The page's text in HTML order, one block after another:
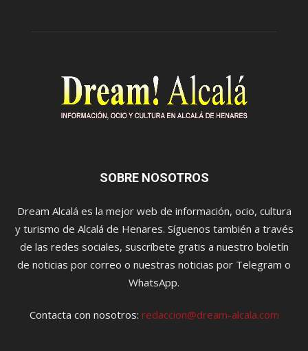
SOBRE NOSOTROS
Dream Alcalá es la mejor web de información, ocio, cultura
y turismo de Alcalá de Henares. Síguenos también a través
de las redes sociales, suscríbete gratis a nuestro boletín
de noticias por correo o nuestras noticias por Telegram o
WhatsApp.
Contacta con nosotros: redaccion@dream-alcala.com